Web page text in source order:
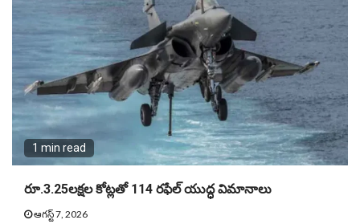
1 min read
రూ.3.25లక్షల కోట్లతో 114 రఫేల్ యుద్ధ విమానాలు
ఆగస్ట్ 7, 2026